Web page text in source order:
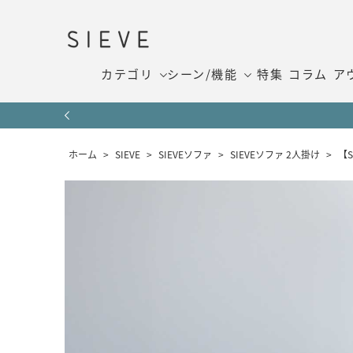
カテゴリ シーン/機能 特集 コラム ア
ホーム > SIEVE > SIEVEソファ > SIEVEソファ 2人掛け >